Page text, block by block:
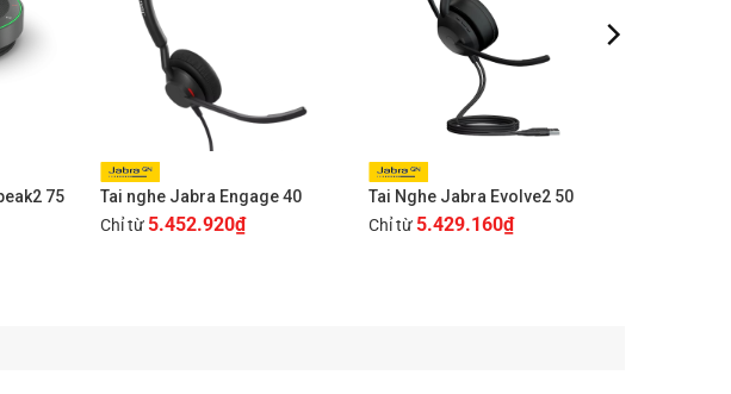
remote, wall mount, screen mount, cáp USB (2m/5m) và USB-C hub
nhiều không gian phòng họp khác nhau, từ văn phòng công ty đến
75
Tai nghe Jabra Engage 40
Chỉ từ 5.452.920₫
Tai Nghe Jabra Evolve2 50
Chỉ từ 5.429.160₫